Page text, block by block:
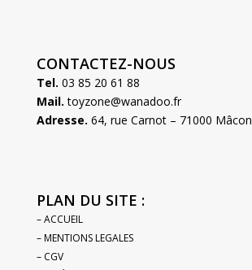
CONTACTEZ-NOUS
Tel. 03 85 20 61 88
Mail. toyzone@wanadoo.fr
Adresse. 64, rue Carnot – 71000 Mâcon
PLAN DU SITE :
– ACCUEIL
– MENTIONS LEGALES
– CGV